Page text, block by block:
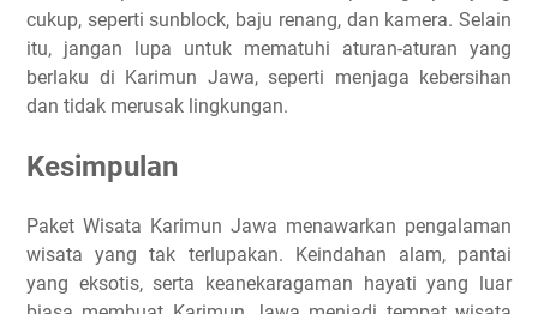
cukup, seperti sunblock, baju renang, dan kamera. Selain
itu, jangan lupa untuk mematuhi aturan-aturan yang
berlaku di Karimun Jawa, seperti menjaga kebersihan
dan tidak merusak lingkungan.
Kesimpulan
Paket Wisata Karimun Jawa menawarkan pengalaman
wisata yang tak terlupakan. Keindahan alam, pantai
yang eksotis, serta keanekaragaman hayati yang luar